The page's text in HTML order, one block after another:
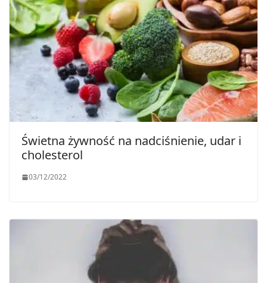
Świetna żywność na nadciśnienie, udar i
cholesterol
03/12/2022